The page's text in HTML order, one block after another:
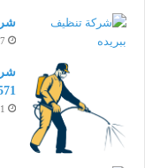
7 أكتوبر، 2019
11